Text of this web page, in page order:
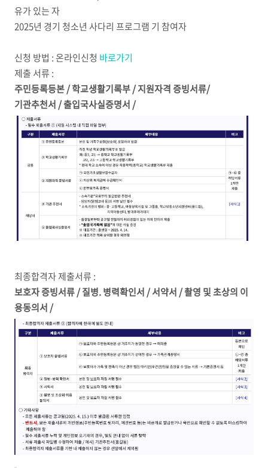
유가 있는 자
2025년 경기 청소년 사다리 프로그램 기 참여자
신청 방법 : 온라인신청 바로가기
제출 서류 :
주민등록등본 / 학교생활기록부 / 지원자격 증빙서류/
기관추천서 / 출입국사실증명서 /
최종합격자 제출서류 :
보호자 증빙서류 / 질병. 병력확인서 / 서약서 / 촬영 및 초상의 이
용동의서 /